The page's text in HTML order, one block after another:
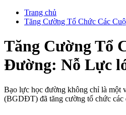
Trang chủ
Tăng Cường Tổ Chức Các
Tăng Cường Tổ
Đường: Nỗ Lực
Bạo lực học đường không chỉ là một
(BGDĐT) đã tăng cường tổ chức các